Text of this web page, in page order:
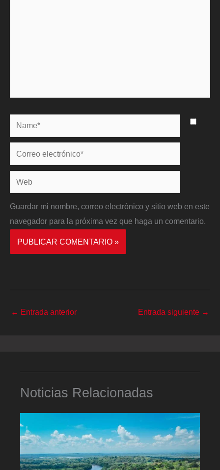
Name*
Correo
electrónico*
Web
Guardar mi nombre, correo electrónico y sitio web en este
navegador para la próxima vez que haga un comentario.
← Entrada anterior Entrada siguiente →
Noticias Relacionadas